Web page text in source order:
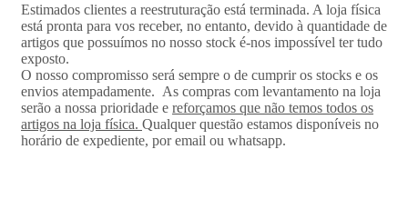
Estimados clientes a reestruturação está terminada. A loja física
está pronta para vos receber, no entanto, devido à quantidade de
artigos que possuímos no nosso stock é-nos impossível ter tudo
exposto.
O nosso compromisso será sempre o de cumprir os stocks e os
envios atempadamente. As compras com levantamento na loja
serão a nossa prioridade e reforçamos que não temos todos os
artigos na loja física. Qualquer questão estamos disponíveis no
horário de expediente, por email ou whatsapp.